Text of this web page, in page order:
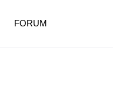
FORUM